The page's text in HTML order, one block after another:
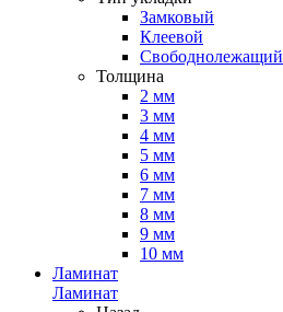
Замковый
Клеевой
Свободнолежащий
Толщина
2 мм
3 мм
4 мм
5 мм
6 мм
7 мм
8 мм
9 мм
10 мм
Ламинат
Ламинат